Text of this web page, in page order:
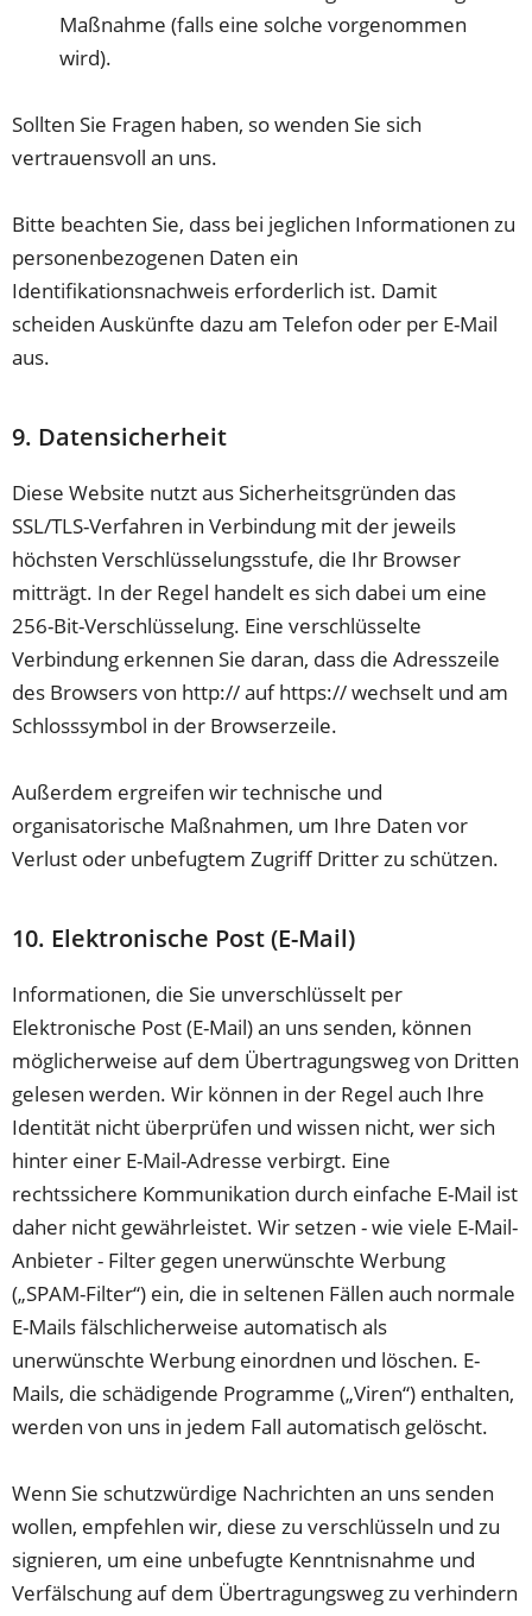
Maßnahme (falls eine solche vorgenommen
wird).
Sollten Sie Fragen haben, so wenden Sie sich
vertrauensvoll an uns.
Bitte beachten Sie, dass bei jeglichen Informationen zu
personenbezogenen Daten ein
Identifikationsnachweis erforderlich ist. Damit
scheiden Auskünfte dazu am Telefon oder per E-Mail
aus.
9. Datensicherheit
Diese Website nutzt aus Sicherheitsgründen das
SSL/TLS-Verfahren in Verbindung mit der jeweils
höchsten Verschlüsselungsstufe, die Ihr Browser
mitträgt. In der Regel handelt es sich dabei um eine
256-Bit-Verschlüsselung. Eine verschlüsselte
Verbindung erkennen Sie daran, dass die Adresszeile
des Browsers von http:// auf https:// wechselt und am
Schlosssymbol in der Browserzeile.
Außerdem ergreifen wir technische und
organisatorische Maßnahmen, um Ihre Daten vor
Verlust oder unbefugtem Zugriff Dritter zu schützen.
10. Elektronische Post (E-Mail)
Informationen, die Sie unverschlüsselt per
Elektronische Post (E-Mail) an uns senden, können
möglicherweise auf dem Übertragungsweg von Dritten
gelesen werden. Wir können in der Regel auch Ihre
Identität nicht überprüfen und wissen nicht, wer sich
hinter einer E-Mail-Adresse verbirgt. Eine
rechtssichere Kommunikation durch einfache E-Mail ist
daher nicht gewährleistet. Wir setzen - wie viele E-Mail-
Anbieter - Filter gegen unerwünschte Werbung
(„SPAM-Filter“) ein, die in seltenen Fällen auch normale
E-Mails fälschlicherweise automatisch als
unerwünschte Werbung einordnen und löschen. E-
Mails, die schädigende Programme („Viren“) enthalten,
werden von uns in jedem Fall automatisch gelöscht.
Wenn Sie schutzwürdige Nachrichten an uns senden
wollen, empfehlen wir, diese zu verschlüsseln und zu
signieren, um eine unbefugte Kenntnisnahme und
Verfälschung auf dem Übertragungsweg zu verhindern